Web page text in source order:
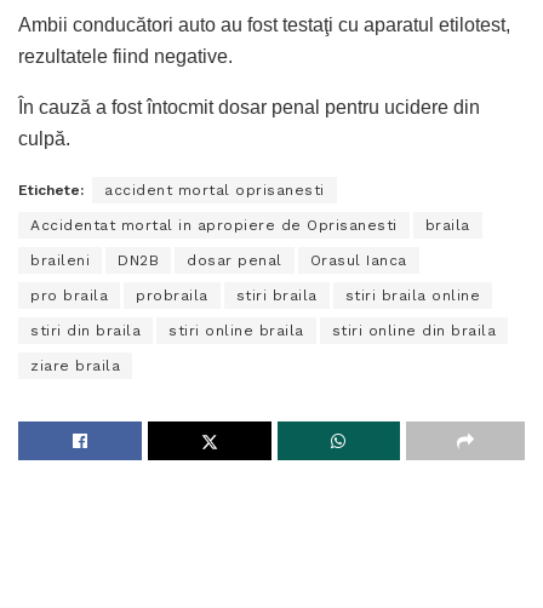
Ambii conducători auto au fost testaţi cu aparatul etilotest,
rezultatele fiind negative.
În cauză a fost întocmit dosar penal pentru ucidere din
culpă.
Etichete: accident mortal oprisanesti
Accidentat mortal in apropiere de Oprisanesti braila
braileni DN2B dosar penal Orasul Ianca
pro braila probraila stiri braila stiri braila online
stiri din braila stiri online braila stiri online din braila
ziare braila